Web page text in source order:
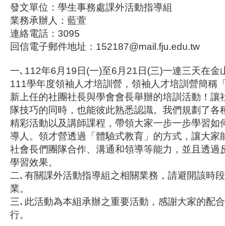
發文單位：學生事務處課外活動指導組
業務承辦人：藍萱
連絡電話：3095
回信電子郵件地址：152187@mail.fju.edu.tw
一､112年6月19日(一)至6月21日(三)一連三天在金
111學年度領袖人才培訓營，領袖人才培訓營簡稱
新上任的社團社長與學會會長舉辦的培訓活動！讓
隊技巧的同時，也能彼此熟悉認識。我們規劃了各
精彩活動以及講師課程，帶領大家一步一步學習如
導人。領才營透過「體驗式教育」的方式，讓大家
社會長們團隊合作、溝通和領導等能力，並且透過
學習效果。
二､有關課外活動指導組之相關業務，請避開該時
業。
三､此活動為本組承辦之重要活動，感謝大家的配
行。